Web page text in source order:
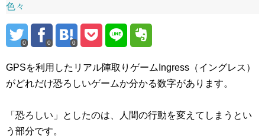
色々
0 0 0
GPSを利用したリアル陣取りゲームIngress（イングレス）
がどれだけ恐ろしいゲームか分かる数字があります。
「恐ろしい」としたのは、人間の行動を変えてしまうとい
う部分です。